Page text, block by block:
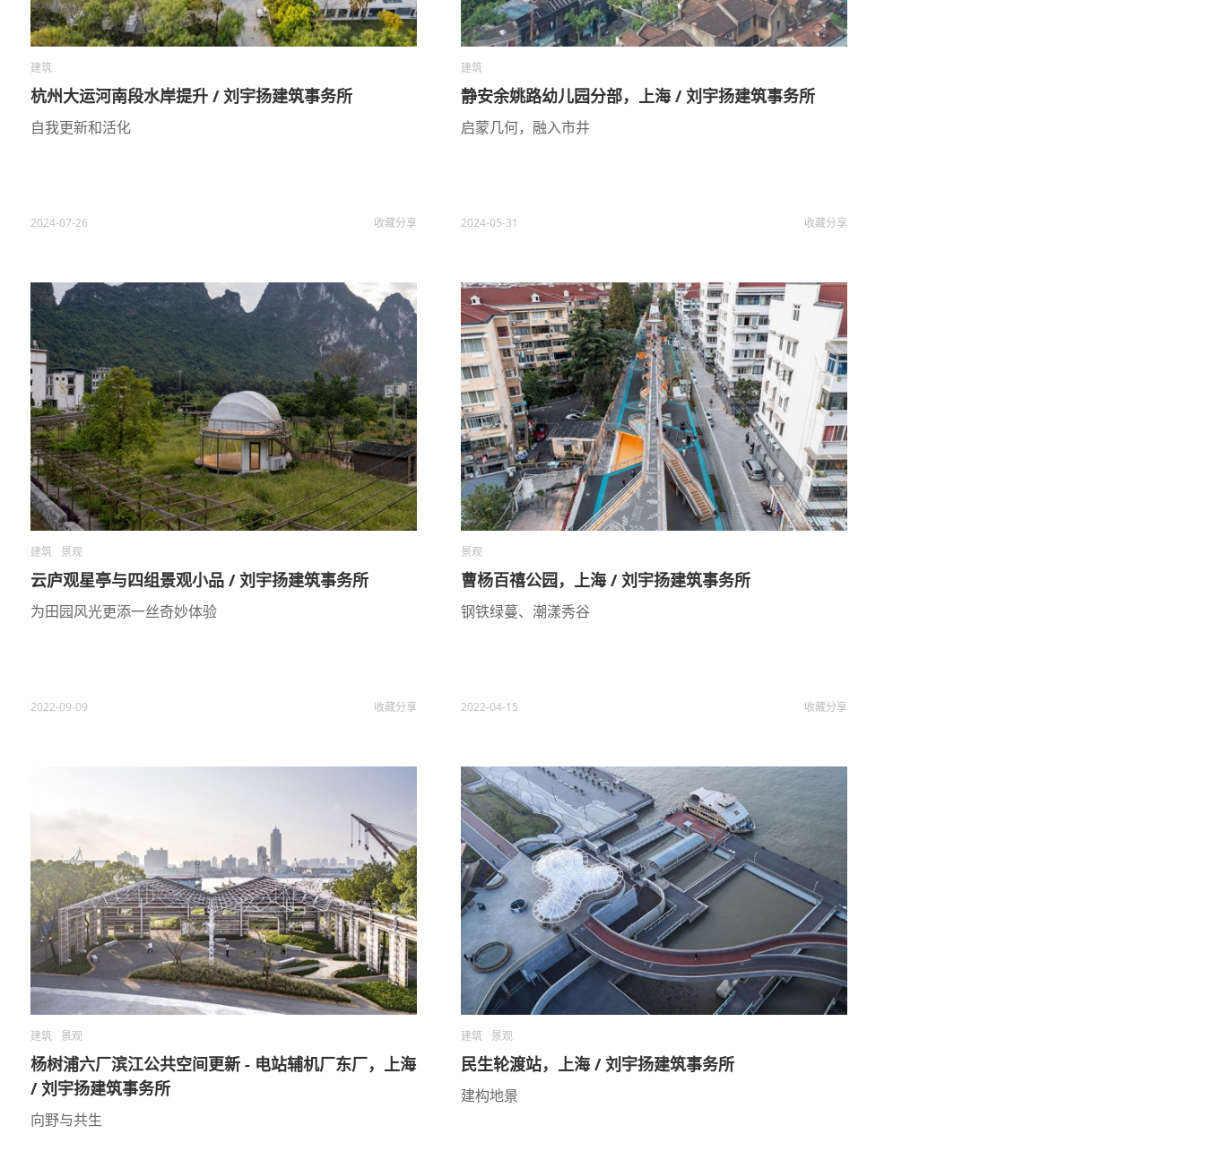
建筑
杭州大运河南段水岸提升 / 刘宇扬建筑事务所
自我更新和活化
2024-07-26 收藏分享
建筑
静安余姚路幼儿园分部，上海 / 刘宇扬建筑事务所
启蒙几何，融入市井
2024-05-31 收藏分享
建筑 景观
云庐观星亭与四组景观小品 / 刘宇扬建筑事务所
为田园风光更添一丝奇妙体验
2022-09-09 收藏分享
景观
曹杨百禧公园，上海 / 刘宇扬建筑事务所
钢铁绿蔓、潮漾秀谷
2022-04-15 收藏分享
建筑 景观
杨树浦六厂滨江公共空间更新 - 电站辅机厂东厂，上海
/ 刘宇扬建筑事务所
向野与共生
建筑 景观
民生轮渡站，上海 / 刘宇扬建筑事务所
建构地景